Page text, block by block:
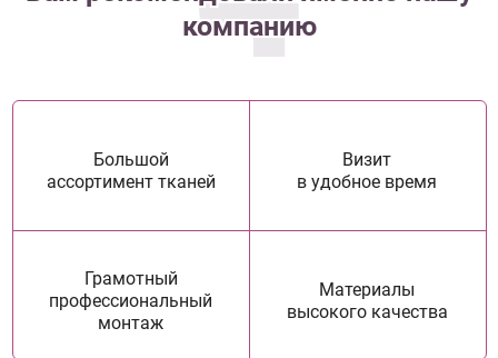
компанию
Большой
ассортимент тканей
Визит
в удобное время
Грамотный
профессиональный
монтаж
Материалы
высокого качества